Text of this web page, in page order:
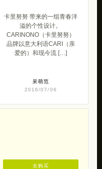
卡里努努 带来的一组青春洋
溢的个性设计。
CARINONO（卡里努努）
品牌以意大利语CARI（亲
爱的）和现今流 […]
呆萌范
2016/07/06
去购买